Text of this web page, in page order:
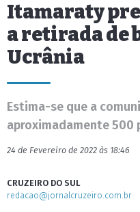
Itamaraty
a retirada de
Ucrânia
Estima-se que a
aproximadamente 500
24 de Fevereiro de 2022 às 18:46
CRUZEIRO DO SUL
redacao@jornalcruzeiro.com.br